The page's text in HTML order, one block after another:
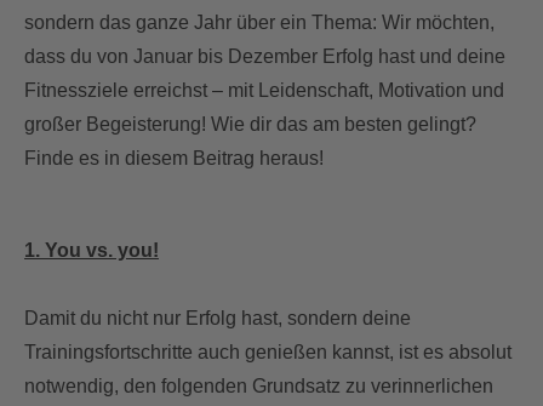
sondern das ganze Jahr über ein Thema: Wir möchten,
dass du von Januar bis Dezember Erfolg hast und deine
Fitnessziele erreichst – mit Leidenschaft, Motivation und
großer Begeisterung! Wie dir das am besten gelingt?
Finde es in diesem Beitrag heraus!
1. You vs. you!
Damit du nicht nur Erfolg hast, sondern deine
Trainingsfortschritte auch genießen kannst, ist es absolut
notwendig, den folgenden Grundsatz zu verinnerlichen